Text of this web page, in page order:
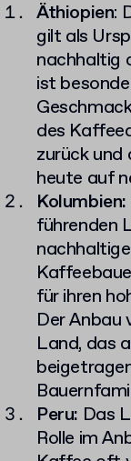
Äthiopien:
gilt als
nachhaltig
ist
des
zurück und
heute auf
Kolumbien:
führenden
für ihren
Der Anbau
Land, das
Peru: Das
Rolle im